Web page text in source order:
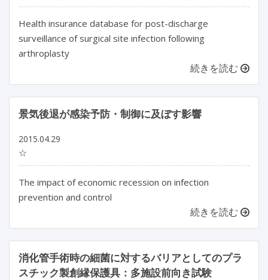
Health insurance database for post-discharge
surveillance of surgical site infection following
arthroplasty
続きを読む
景気後退が感染予防・制御に及ぼす影響
2015.04.29
☆
The impact of economic recession on infection
prevention and control
続きを読む
消化管手術時の細菌に対するバリアとしてのプラ
スチック製創縁保護具：多施設前向き試験